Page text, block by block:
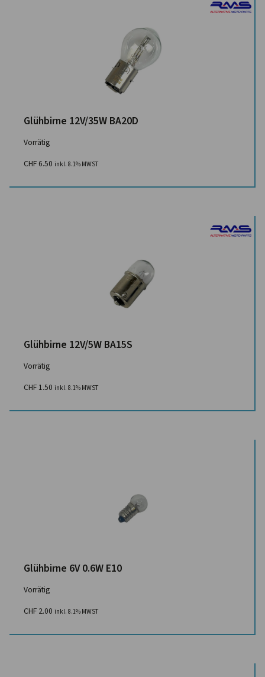
Glühbirne 12V/35W BA20D
Vorrätig
CHF 6.50 inkl. 8.1% MWST
Glühbirne 12V/5W BA15S
Vorrätig
CHF 1.50 inkl. 8.1% MWST
Glühbirne 6V 0.6W E10
Vorrätig
CHF 2.00 inkl. 8.1% MWST